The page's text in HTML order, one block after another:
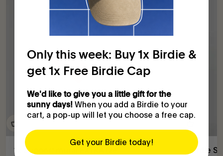
1x Support mural EXTRA (2e
Birdie
Only this week: Buy 1x Birdie &
get 1x Free Birdie Cap
We'd like to give you a little gift for the
sunny days! When you add a Birdie to your
cart, a pop-up will let you choose a free cap.
Get your Birdie today!